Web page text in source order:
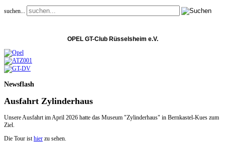
suchen...
OPEL GT-Club Rüsselsheim e.V.
Newsflash
Ausfahrt Zylinderhaus
Unsere Ausfahrt im April 2026 hatte das Museum "Zylinderhaus" in Bernkastel-Kues zum
Ziel.
Die Tour isthier zu sehen.